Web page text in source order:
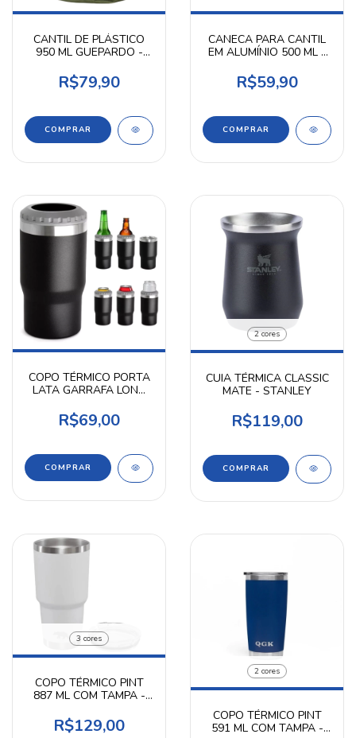
CANTIL DE PLÁSTICO
950 ML GUEPARDO -
R$79,90
CANECA PARA CANTIL
EM ALUMÍNIO 500 ML -
R$59,90
COPO TÉRMICO PORTA
LATA GARRAFA LONG
R$69,00
2 cores
CUIA TÉRMICA CLASSIC
MATE - STANLEY
R$119,00
COMPRAR
3 cores
COPO TÉRMICO PINT
887 ML COM TAMPA -
R$129,00
2 cores
COPO TÉRMICO PINT
591 ML COM TAMPA -